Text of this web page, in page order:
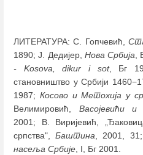
ЛИТЕРАТУРА: С. Гопчевић,
1890; Ј. Дедијер, Нова Србија
- Kosova, dikur i sot, Бг
становништво у Србији
1987; Косово и Метохија у
Велимировић, Васојевићи и
2001; В. Виријевић,
српства",Баштина , 2001, 31;
насеља Србије , I, Бг 2001.